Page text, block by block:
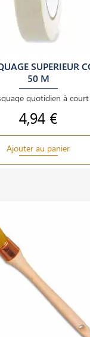
SUPERIEUR
50 M
Prix
4,94 €
Ajouter au panier